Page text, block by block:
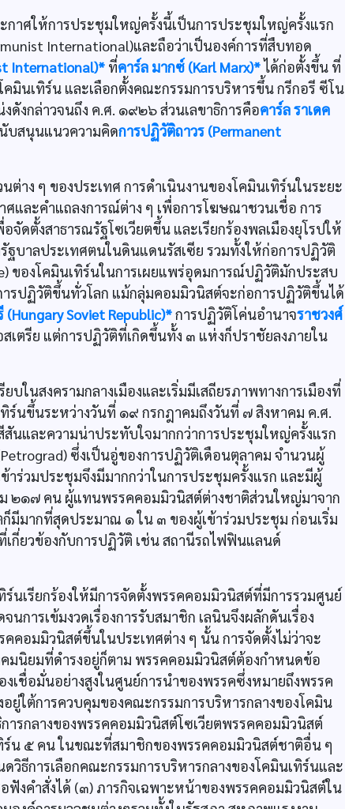
ศให้การประชุมใหญ่ครั้งนี้เป็นการประชุมใหญ่ครั้งแรก
International)และถือว่าเป็นองค์การที่สืบทอด
International)* ที่คาร์ล มากซ์ (Karl Marx)*ได้ก่อตั้งขึ้น ที่
นเทิร์น และเลือกตั้งคณะกรรมการบริหารขึ้น กรีกอรี ซีโน
ดังกล่าวจนถึง ค.ศ. ๑๙๒๖ ส่วนเลขาธิการคือคาร์ล ราเดค
บสนุนแนวความคิดการปฏิวัติถาวร (Permanent
ต่าง ๆ ของประเทศ การดำเนินงานของโคมินเทิร์นในระยะ
และคำแถลงการณ์ต่าง ๆ เพื่อการโฆษณาชวนเชื่อ การ
ดตั้งสาธารณรัฐโซเวียตขึ้น และเรียกร้องพลเมืองยุโรปให้
ฐบาลประเทศตนในดินแดนรัสเซีย รวมทั้งให้ก่อการปฏิวัติ
ของโคมินเทิร์นในการเผยแพร่อุดมการณ์ปฏิวัติมักประสบ
ารปฏิวัติขึ้นทั่วโลก แม้กลุ่มคอมมิวนิสต์จะก่อการปฏิวัติขึ้นได้
(Hungary Soviet Republic)*การปฏิวัติโค่นอำนาจราชวงศ์
เตรีย แต่การปฏิวัติที่เกิดขึ้นทั้ง ๓ แห่งก็ปราชัยลงภายใน
ในสงครามกลางเมืองและเริ่มมีเสถียรภาพทางการเมืองที่
นขึ้นระหว่างวันที่ ๑๙ กรกฎาคมถึงวันที่ ๗ สิงหาคม ค.ศ.
และความน่าประทับใจมากกว่าการประชุมใหญ่ครั้งแรก
ซึ่งเป็นอู่ของการปฏิวัติเดือนตุลาคม จำนวนผู้
วมประชุมจึงมีมากกว่าในการประชุมครั้งแรก และมีผู้
๒๑๗ คน ผู้แทนพรรคคอมมิวนิสต์ต่างชาติส่วนใหญ่มาจาก
มีมากที่สุดประมาณ ๑ ใน ๓ ของผู้เข้าร่วมประชุม ก่อนเริ่ม
กี่ยวข้องกับการปฏิวัติ เช่น สถานีรถไฟฟินแลนด์
นเรียกร้องให้มีการจัดตั้งพรรคคอมมิวนิสต์ที่มีการรวมศูนย์
การเข้มงวดเรื่องการรับสมาชิก เลนินจึงผลักดันเรื่อง
คอมมิวนิสต์ขึ้นในประเทศต่าง ๆ นั้น การจัดตั้งไม่ว่าจะ
มนิยมที่ดำรงอยู่ก็ตาม พรรคคอมมิวนิสต์ต้องกำหนดข้อ
เชื่อมั่นอย่างสูงในศูนย์การนำของพรรคซึ่งหมายถึงพรรค
ยู่ใต้การควบคุมของคณะกรรมการบริหารกลางของโคมิน
รกลางของพรรคคอมมิวนิสต์โซเวียตพรรคคอมมิวนิสต์
ร์น ๕ คน ในขณะที่สมาชิกของพรรคคอมมิวนิสต์ชาติอื่น ๆ
ธีการเลือกคณะกรรมการบริหารกลางของโคมินเทิร์นและ
งคำสั่งได้ (๓) ภารกิจเฉพาะหน้าของพรรคคอมมิวนิสต์ใน